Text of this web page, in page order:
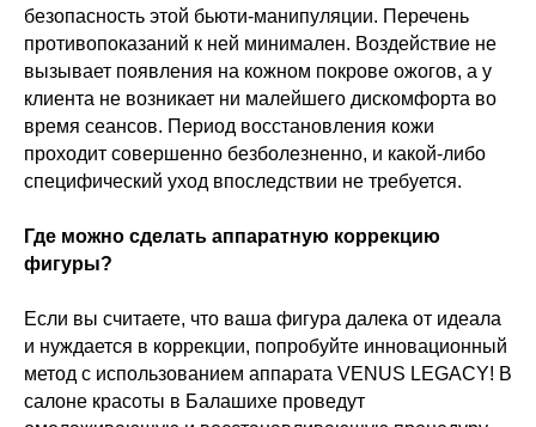
безопасность этой бьюти-манипуляции. Перечень
противопоказаний к ней минимален. Воздействие не
вызывает появления на кожном покрове ожогов, а у
клиента не возникает ни малейшего дискомфорта во
время сеансов. Период восстановления кожи
проходит совершенно безболезненно, и какой-либо
специфический уход впоследствии не требуется.
Где можно сделать аппаратную коррекцию
фигуры?
Если вы считаете, что ваша фигура далека от идеала
и нуждается в коррекции, попробуйте инновационный
метод с использованием аппарата VENUS LEGACY! В
салоне красоты в Балашихе проведут